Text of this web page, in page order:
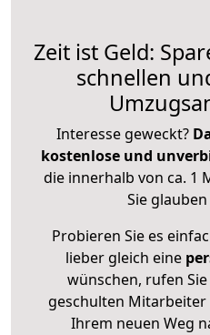
Zeit ist Geld:
schnellen
Interesse geweckt?
kostenlose und
die innerhalb von ca. 1
Sie
Probieren Sie es
lieber gleich eine
wünschen, rufen
geschulten
Ihrem neuen Weg